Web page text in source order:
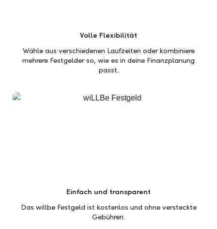
Volle Flexibilität
Wähle aus verschiedenen Laufzeiten oder kombiniere
mehrere Festgelder so, wie es in deine Finanzplanung
passt.
Einfach und transparent
Das willbe Festgeld ist kostenlos und ohne versteckte
Gebühren.